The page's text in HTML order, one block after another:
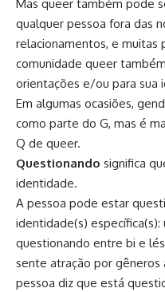
Mas queer também pode
qualquer pessoa fora das
relacionamentos, e muitas
comunidade queer
orientações e/ou para sua
Em algumas ocasiões,
como parte do G, mas é
Q de queer.
Questionando significa
identidade.
A pessoa pode estar
identidade(s)
questionando entre bi e
sente atração por gêneros
pessoa diz que está